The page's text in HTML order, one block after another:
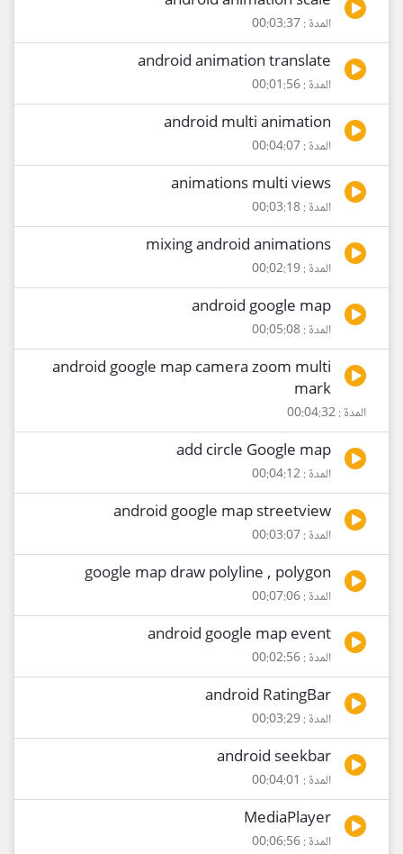
المدة : 00:03:37
android animation translate
المدة : 00:01:56
android multi animation
المدة : 00:04:07
animations multi views
المدة : 00:03:18
mixing android animations
المدة : 00:02:19
android google map
المدة : 00:05:08
android google map camera zoom multi
mark
المدة : 00:04:32
add circle Google map
المدة : 00:04:12
android google map streetview
المدة : 00:03:07
google map draw polyline , polygon
المدة : 00:07:06
android google map event
المدة : 00:02:56
android RatingBar
المدة : 00:03:29
android seekbar
المدة : 00:04:01
MediaPlayer
المدة : 00:06:56